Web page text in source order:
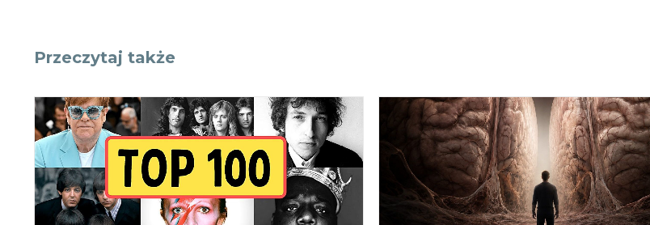
Przeczytaj także